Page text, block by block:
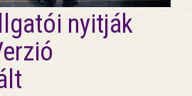
nyitják